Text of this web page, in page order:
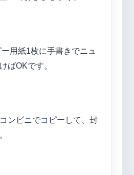
用紙1枚に手書きでニュ
ばOKです。
ンビニでコピーして、封